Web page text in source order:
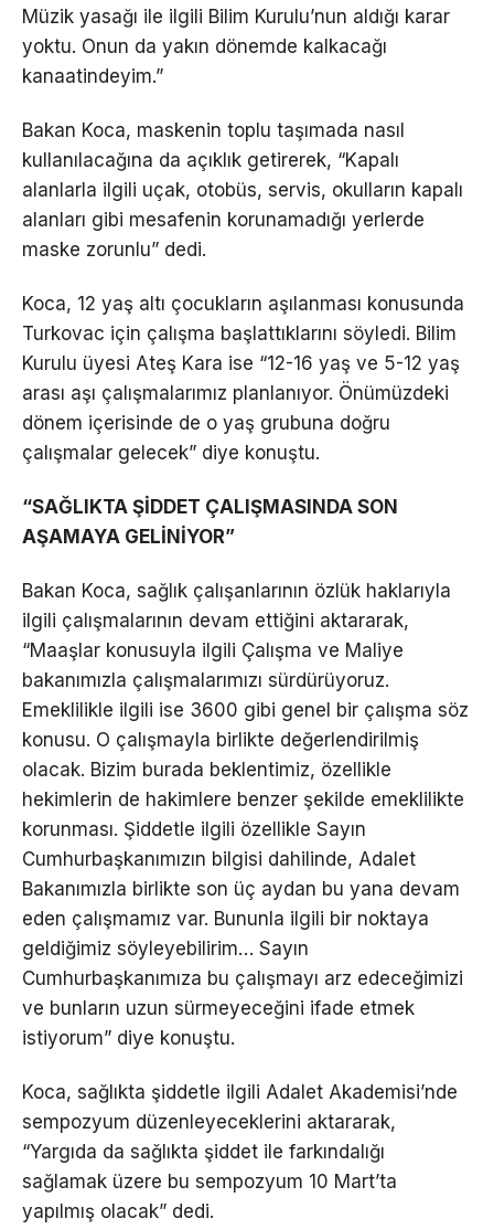
Müzik yasağı ile ilgili Bilim Kurulu’nun aldığı karar
yoktu. Onun da yakın dönemde kalkacağı
kanaatindeyim.”
Bakan Koca, maskenin toplu taşımada nasıl
kullanılacağına da açıklık getirerek, “Kapalı
alanlarla ilgili uçak, otobüs, servis, okulların kapalı
alanları gibi mesafenin korunamadığı yerlerde
maske zorunlu” dedi.
Koca, 12 yaş altı çocukların aşılanması konusunda
Turkovac için çalışma başlattıklarını söyledi. Bilim
Kurulu üyesi Ateş Kara ise “12-16 yaş ve 5-12 yaş
arası aşı çalışmalarımız planlanıyor. Önümüzdeki
dönem içerisinde de o yaş grubuna doğru
çalışmalar gelecek” diye konuştu.
“SAĞLIKTA ŞİDDET ÇALIŞMASINDA SON
AŞAMAYA GELİNİYOR”
Bakan Koca, sağlık çalışanlarının özlük haklarıyla
ilgili çalışmalarının devam ettiğini aktararak,
“Maaşlar konusuyla ilgili Çalışma ve Maliye
bakanımızla çalışmalarımızı sürdürüyoruz.
Emeklilikle ilgili ise 3600 gibi genel bir çalışma söz
konusu. O çalışmayla birlikte değerlendirilmiş
olacak. Bizim burada beklentimiz, özellikle
hekimlerin de hakimlere benzer şekilde emeklilikte
korunması. Şiddetle ilgili özellikle Sayın
Cumhurbaşkanımızın bilgisi dahilinde, Adalet
Bakanımızla birlikte son üç aydan bu yana devam
eden çalışmamız var. Bununla ilgili bir noktaya
geldiğimiz söyleyebilirim… Sayın
Cumhurbaşkanımıza bu çalışmayı arz edeceğimizi
ve bunların uzun sürmeyeceğini ifade etmek
istiyorum” diye konuştu.
Koca, sağlıkta şiddetle ilgili Adalet Akademisi’nde
sempozyum düzenleyeceklerini aktararak,
“Yargıda da sağlıkta şiddet ile farkındalığı
sağlamak üzere bu sempozyum 10 Mart’ta
yapılmış olacak” dedi.